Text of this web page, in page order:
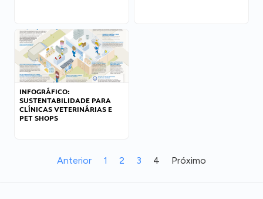
INFOGRÁFICO:
SUSTENTABILIDADE PARA
CLÍNICAS VETERINÁRIAS E
PET SHOPS
Anterior 1 2 3 4 Próximo